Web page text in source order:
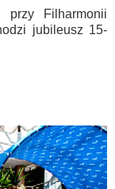
przy Filharmonii
jubileusz 15-